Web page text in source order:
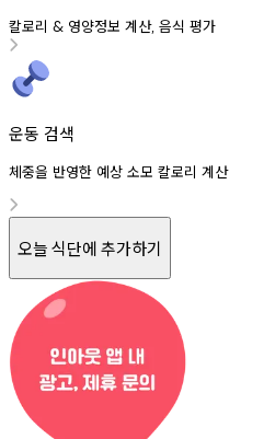
칼로리 & 영양정보 계산, 음식 평가
운동 검색
체중을 반영한 예상 소모 칼로리 계산
오늘 식단에 추가하기